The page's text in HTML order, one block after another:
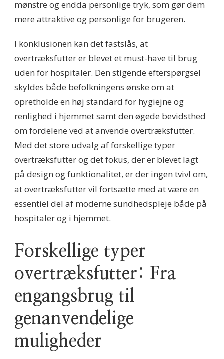
mønstre og endda personlige tryk, som gør dem
mere attraktive og personlige for brugeren.
I konklusionen kan det fastslås, at
overtræksfutter er blevet et must-have til brug
uden for hospitaler. Den stigende efterspørgsel
skyldes både befolkningens ønske om at
opretholde en høj standard for hygiejne og
renlighed i hjemmet samt den øgede bevidsthed
om fordelene ved at anvende overtræksfutter.
Med det store udvalg af forskellige typer
overtræksfutter og det fokus, der er blevet lagt
på design og funktionalitet, er der ingen tvivl om,
at overtræksfutter vil fortsætte med at være en
essentiel del af moderne sundhedspleje både på
hospitaler og i hjemmet.
Forskellige typer
overtræksfutter: Fra
engangsbrug til
genanvendelige
muligheder